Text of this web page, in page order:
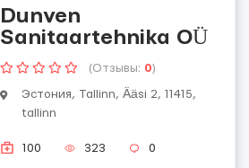
Dunven
Sanitaartehnika OÜ
(Отзывы: 0)
Эстония, Tallinn, Ääsi 2, 11415,
tallinn
100 323 0